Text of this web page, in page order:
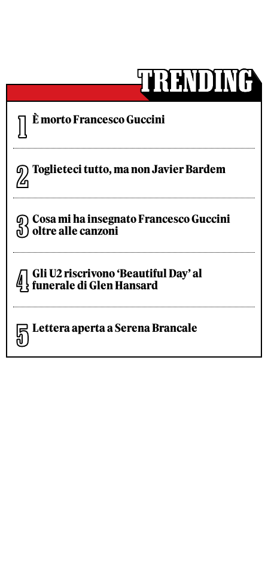
È morto Francesco Guccini
Toglieteci tutto, ma non Javier Bardem
Cosa mi ha insegnato Francesco Guccini
oltre alle canzoni
Gli U2 riscrivono ‘Beautiful Day’ al
funerale di Glen Hansard
Lettera aperta a Serena Brancale